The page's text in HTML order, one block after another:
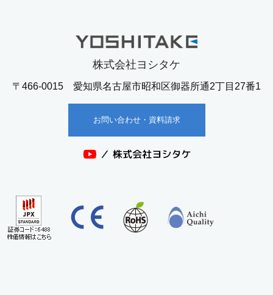
株式会社ヨシタケ
〒466-0015 愛知県名古屋市昭和区御器所通2丁目27番1
お問い合わせ・資料請求